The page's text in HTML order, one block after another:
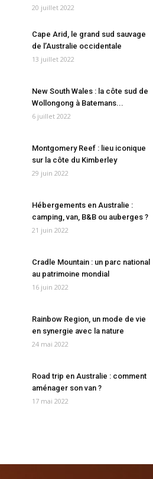
20 juillet 2022
Cape Arid, le grand sud sauvage
de l’Australie occidentale
13 juillet 2022
New South Wales : la côte sud de
Wollongong à Batemans...
6 juillet 2022
Montgomery Reef : lieu iconique
sur la côte du Kimberley
29 juin 2022
Hébergements en Australie :
camping, van, B&B ou auberges ?
21 juin 2022
Cradle Mountain : un parc national
au patrimoine mondial
16 juin 2022
Rainbow Region, un mode de vie
en synergie avec la nature
24 mai 2022
Road trip en Australie : comment
aménager son van ?
17 mai 2022